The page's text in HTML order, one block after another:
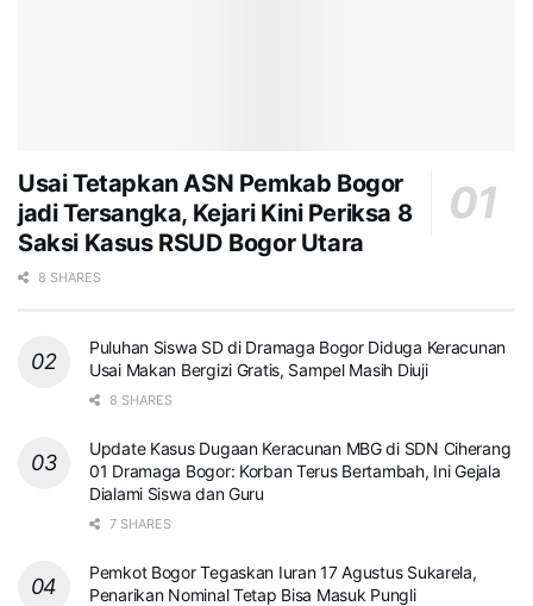
Usai Tetapkan ASN Pemkab Bogor
jadi Tersangka, Kejari Kini Periksa 8
Saksi Kasus RSUD Bogor Utara
8 SHARES
Puluhan Siswa SD di Dramaga Bogor Diduga Keracunan
Usai Makan Bergizi Gratis, Sampel Masih Diuji
8 SHARES
Update Kasus Dugaan Keracunan MBG di SDN Ciherang
01 Dramaga Bogor: Korban Terus Bertambah, Ini Gejala
Dialami Siswa dan Guru
7 SHARES
Pemkot Bogor Tegaskan Iuran 17 Agustus Sukarela,
Penarikan Nominal Tetap Bisa Masuk Pungli